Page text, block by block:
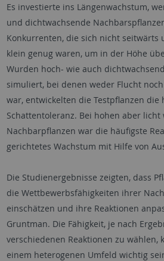
Es investierte ins Längenwachstum,
und dichtwachsende
Konkurrenten, die sich nicht seitwärts
klein genug waren, um in der Höhe
Wurden hoch- wie auch
simuliert, bei denen weder Flucht
war, entwickelten die Testpflanzen die
Schattentoleranz. Bei hohen aber licht
Nachbarpflanzen war die häufigste
gerichtetes Wachstum mit Hilfe von
Die Studienergebnisse zeigten, dass
die Wettbewerbsfähigkeiten ihrer
einschätzen und ihre Reaktionen
Gruntman. Die Fähigkeit, je nach
verschiedenen Reaktionen zu wählen,
einem heterogenen Umfeld wichtig